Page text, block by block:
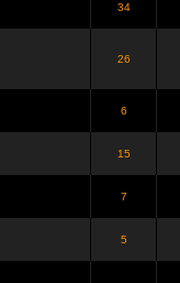
34
26
6
15
7
5